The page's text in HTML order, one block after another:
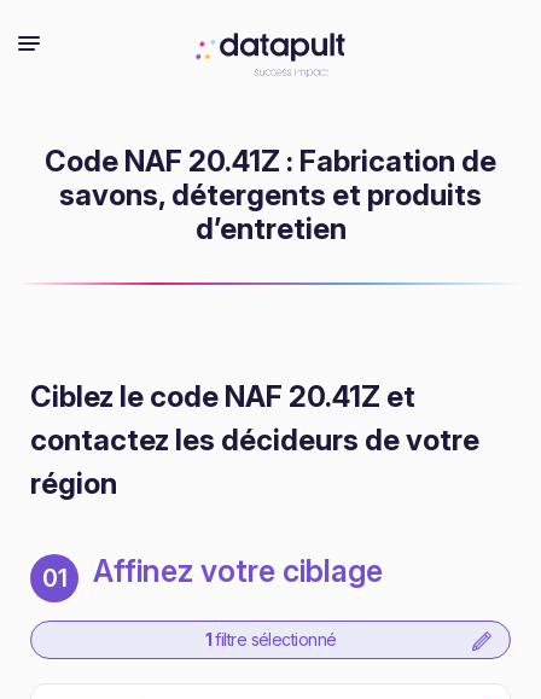
Code NAF 20.41Z : Fabrication de
savons, détergents et produits
d’entretien
Ciblez le code NAF 20.41Z et
contactez les décideurs de votre
région
01 Affinez votre ciblage
1 filtre sélectionné